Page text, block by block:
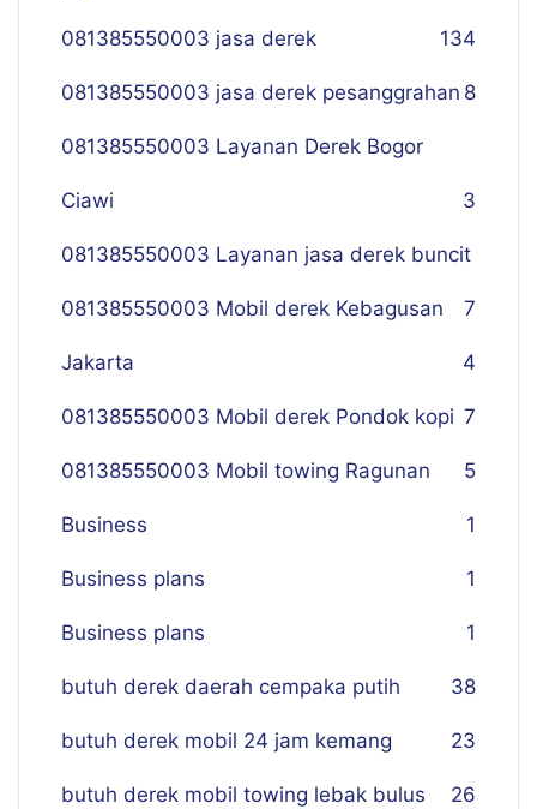
081385550003 jasa derek 134
081385550003 jasa derek pesanggrahan 8
081385550003 Layanan Derek Bogor
Ciawi 3
081385550003 Layanan jasa derek buncit
7
081385550003 Mobil derek Kebagusan
Jakarta 4
081385550003 Mobil derek Pondok kopi 7
081385550003 Mobil towing Ragunan 5
Business 1
Business plans 1
Business plans 1
butuh derek daerah cempaka putih 38
butuh derek mobil 24 jam kemang 23
butuh derek mobil towing lebak bulus 26